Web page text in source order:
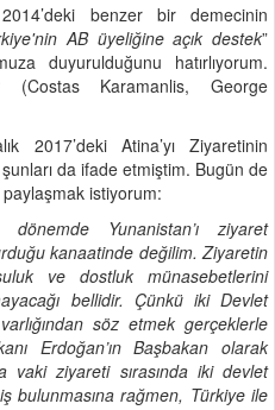
benzer bir demecinin
AB üyeliğine açık destek”
duyurulduğunu hatırlıyorum.
Karamanlis, George
2017’deki Atina’yı Ziyaretinin
şunları da ifade etmiştim. Bugün de
paylaşmak istiyorum:
dönemde Yunanistan’ı ziyaret
kanaatinde değilim. Ziyaretin
ve dostluk münasebetlerini
bellidir. Çünkü iki Devlet
söz etmek gerçeklerle
Erdoğan’ın Başbakan olarak
vaki ziyareti sırasında iki devlet
bulunmasına rağmen, Türkiye ile